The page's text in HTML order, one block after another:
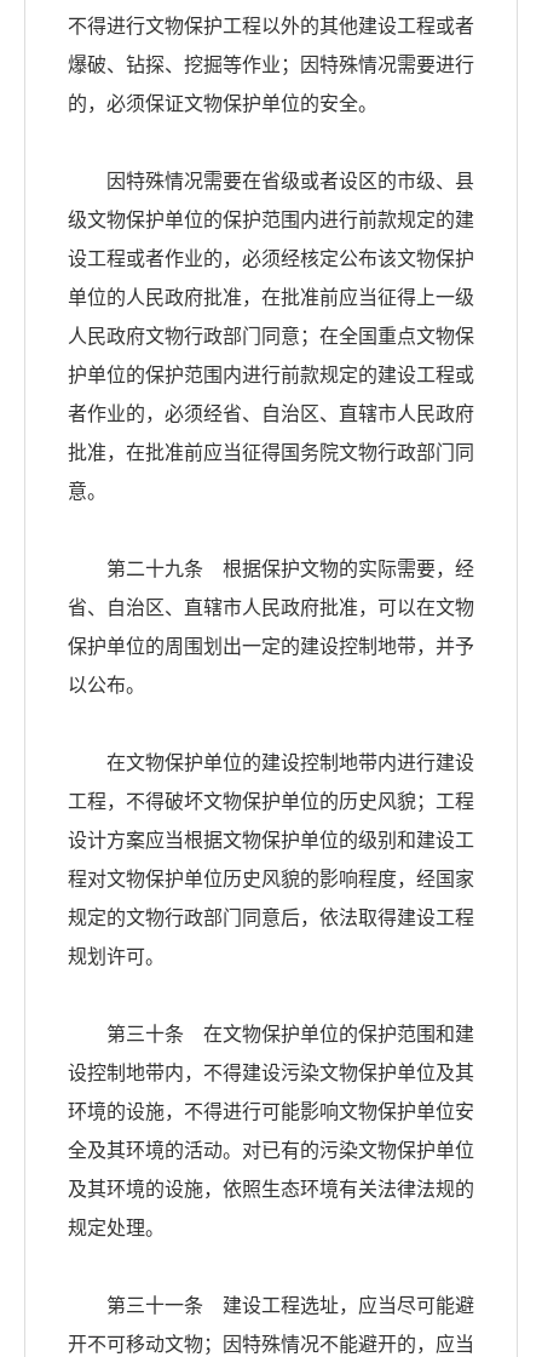
不得进行文物保护工程以外的其他建设工程或者
爆破、钻探、挖掘等作业；因特殊情况需要进行
的，必须保证文物保护单位的安全。
因特殊情况需要在省级或者设区的市级、县
级文物保护单位的保护范围内进行前款规定的建
设工程或者作业的，必须经核定公布该文物保护
单位的人民政府批准，在批准前应当征得上一级
人民政府文物行政部门同意；在全国重点文物保
护单位的保护范围内进行前款规定的建设工程或
者作业的，必须经省、自治区、直辖市人民政府
批准，在批准前应当征得国务院文物行政部门同
意。
第二十九条 根据保护文物的实际需要，经
省、自治区、直辖市人民政府批准，可以在文物
保护单位的周围划出一定的建设控制地带，并予
以公布。
在文物保护单位的建设控制地带内进行建设
工程，不得破坏文物保护单位的历史风貌；工程
设计方案应当根据文物保护单位的级别和建设工
程对文物保护单位历史风貌的影响程度，经国家
规定的文物行政部门同意后，依法取得建设工程
规划许可。
第三十条 在文物保护单位的保护范围和建
设控制地带内，不得建设污染文物保护单位及其
环境的设施，不得进行可能影响文物保护单位安
全及其环境的活动。对已有的污染文物保护单位
及其环境的设施，依照生态环境有关法律法规的
规定处理。
第三十一条 建设工程选址，应当尽可能避
开不可移动文物；因特殊情况不能避开的，应当